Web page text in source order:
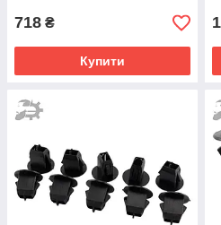
718 ₴
Купити